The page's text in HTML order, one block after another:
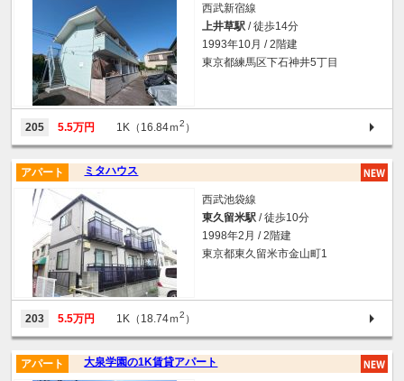
西武新宿線
上井草駅 / 徒歩14分
1993年10月 / 2階建
東京都練馬区下石神井5丁目
205 5.5万円 1K（16.84ｍ2 ）
ミタハウス
アパート
西武池袋線
東久留米駅 / 徒歩10分
1998年2月 / 2階建
東京都東久留米市金山町1
203 5.5万円 1K（18.74ｍ2 ）
大泉学園の1K賃貸アパート
アパート